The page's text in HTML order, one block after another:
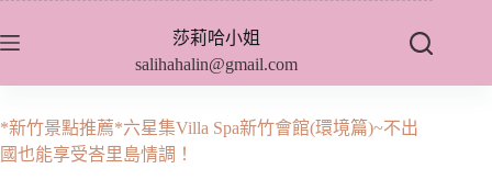
至
內
容
莎莉哈小姐
salihahalin@gmail.com
*新竹景點推薦*六星集Villa Spa新竹會館(環境篇)~不出
國也能享受峇里島情調！